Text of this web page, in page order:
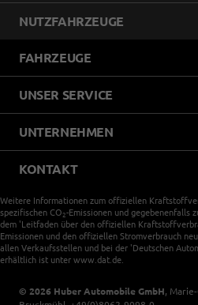
NUTZFAHRZEUGE
FAHRZEUGE
UNSER SERVICE
UNTERNEHMEN
KONTAKT
Weitere Informationen zum offiziellen
spezifischen CO 2-Emissionen und gegebenenfalls
dem 'Leitfaden über den offiziellen
Emissionen und den offiziellen Stromverbrauch
allen Verkaufsstellen und bei der 'Deutschen
erhältlich ist unter www.dat.de.
© 2026 Huber Automobile GmbH,